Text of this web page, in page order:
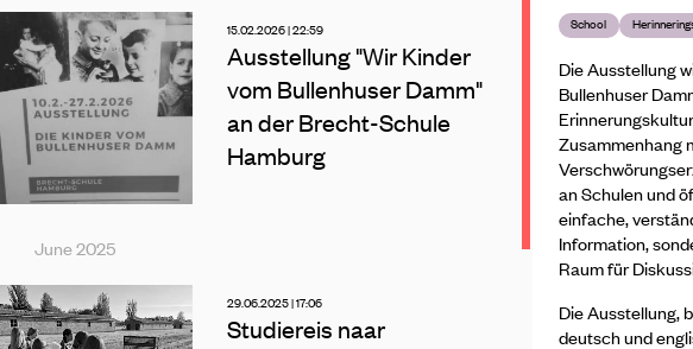
School
Die Ausstellung
Bullenhuser
Zusammenhang
an Schulen und
einfache,
Information,
Raum für
Die Ausstellung,
deutsch und
15.02.2026 | 22:59
Ausstellung "Wir Kinder
vom Bullenhuser Damm"
an der Brecht-Schule
Hamburg
June 2025
29.06.2025 | 17:06
Studiereis naar